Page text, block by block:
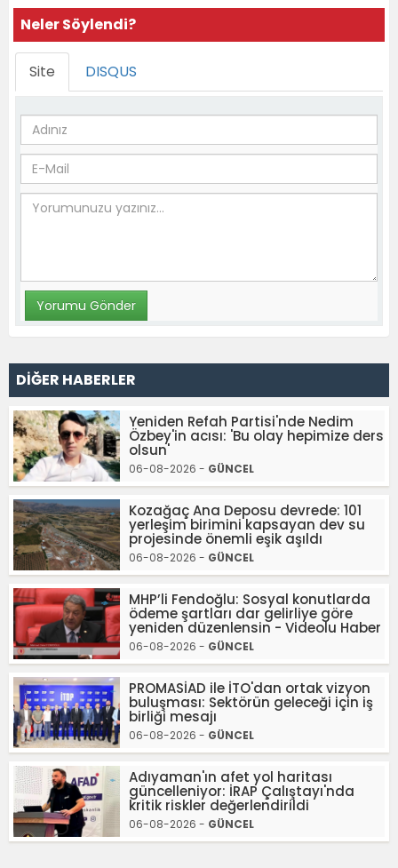
Neler Söylendi?
Site DISQUS
DİĞER HABERLER
Yeniden Refah Partisi'nde Nedim
Özbey'in acısı: 'Bu olay hepimize ders
olsun'
06-08-2026 - GÜNCEL
Kozağaç Ana Deposu devrede: 101
yerleşim birimini kapsayan dev su
projesinde önemli eşik aşıldı
06-08-2026 - GÜNCEL
MHP’li Fendoğlu: Sosyal konutlarda
ödeme şartları dar gelirliye göre
yeniden düzenlensin - Videolu Haber
06-08-2026 - GÜNCEL
PROMASİAD ile İTO'dan ortak vizyon
buluşması: Sektörün geleceği için iş
birliği mesajı
06-08-2026 - GÜNCEL
Adıyaman'ın afet yol haritası
güncelleniyor: İRAP Çalıştayı'nda
kritik riskler değerlendirildi
06-08-2026 - GÜNCEL